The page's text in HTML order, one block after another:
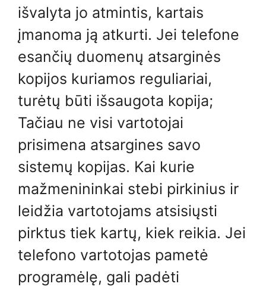
išvalyta jo atmintis, kartais
įmanoma ją atkurti. Jei telefone
esančių duomenų atsarginės
kopijos kuriamos reguliariai,
turėtų būti išsaugota kopija;
Tačiau ne visi vartotojai
prisimena atsargines savo
sistemų kopijas. Kai kurie
mažmenininkai stebi pirkinius ir
leidžia vartotojams atsisiųsti
pirktus tiek kartų, kiek reikia. Jei
telefono vartotojas pametė
programėlę, gali padėti